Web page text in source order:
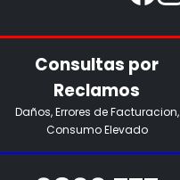
Consultas por
Reclamos
Daños, Errores de Facturacion,
Consumo Elevado